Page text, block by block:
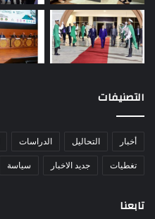
التصنيفات
أخبار التحاليل الدراسات
تغطيات جديد الاخبار سياسة
تابعنا